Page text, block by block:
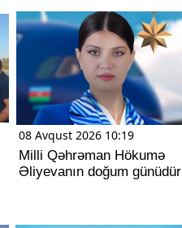
08 Avqust 2026 10:19
Milli Qəhrəman Hökumə
Əliyevanın doğum günüdür